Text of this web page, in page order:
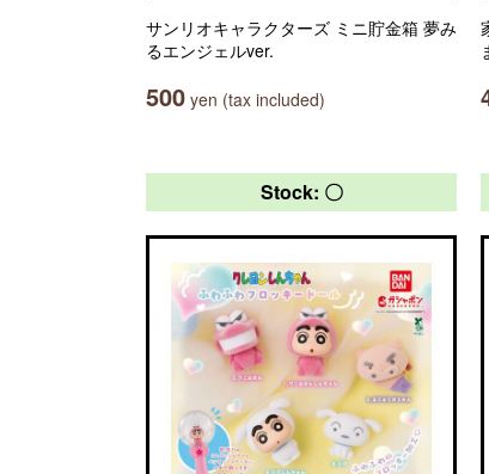
サンリオキャラクターズ ミニ貯金箱 夢み
るエンジェルver.
500 yen (tax included)
Stock: 〇